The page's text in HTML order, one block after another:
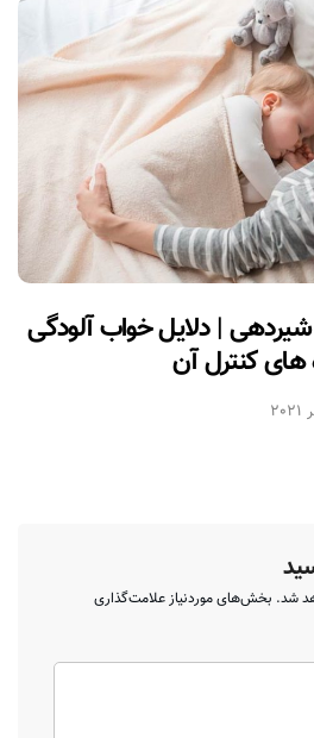
شیردهی | دلایل خواب آلودگی
های کنترل آن
شد. بخش‌های موردنیاز علامت‌گذاری